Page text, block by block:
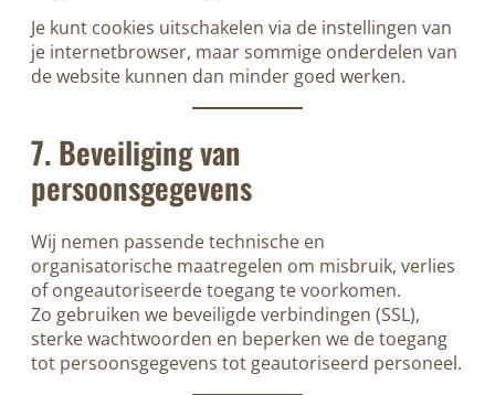
Je kunt cookies uitschakelen via de instellingen van
je internetbrowser, maar sommige onderdelen van
de website kunnen dan minder goed werken.
7. Beveiliging van
persoonsgegevens
Wij nemen passende technische en
organisatorische maatregelen om misbruik, verlies
of ongeautoriseerde toegang te voorkomen.
Zo gebruiken we beveiligde verbindingen (SSL),
sterke wachtwoorden en beperken we de toegang
tot persoonsgegevens tot geautoriseerd personeel.